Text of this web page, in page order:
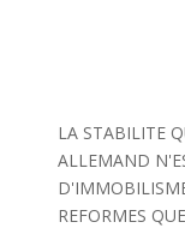
LA STABILITE
ALLEMAND
REFORMES